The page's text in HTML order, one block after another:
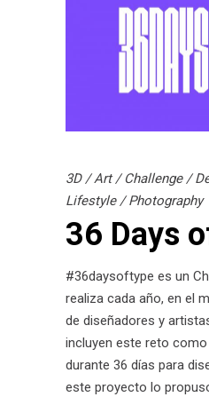
3D/Art/Challenge/
Lifestyle/Photography
36 Days
#36daysoftype es un
realiza cada año, en el
de diseñadores y
incluyen este reto
durante 36 días para
este proyecto lo